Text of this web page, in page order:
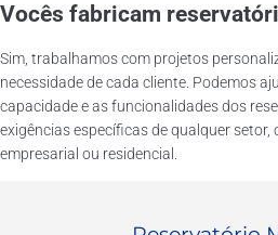
Vocês fabricam
Sim, trabalhamos com projetos
necessidade de cada cliente. Podemos
capacidade e as funcionalidades dos
exigências específicas de qualquer setor,
empresarial ou residencial.